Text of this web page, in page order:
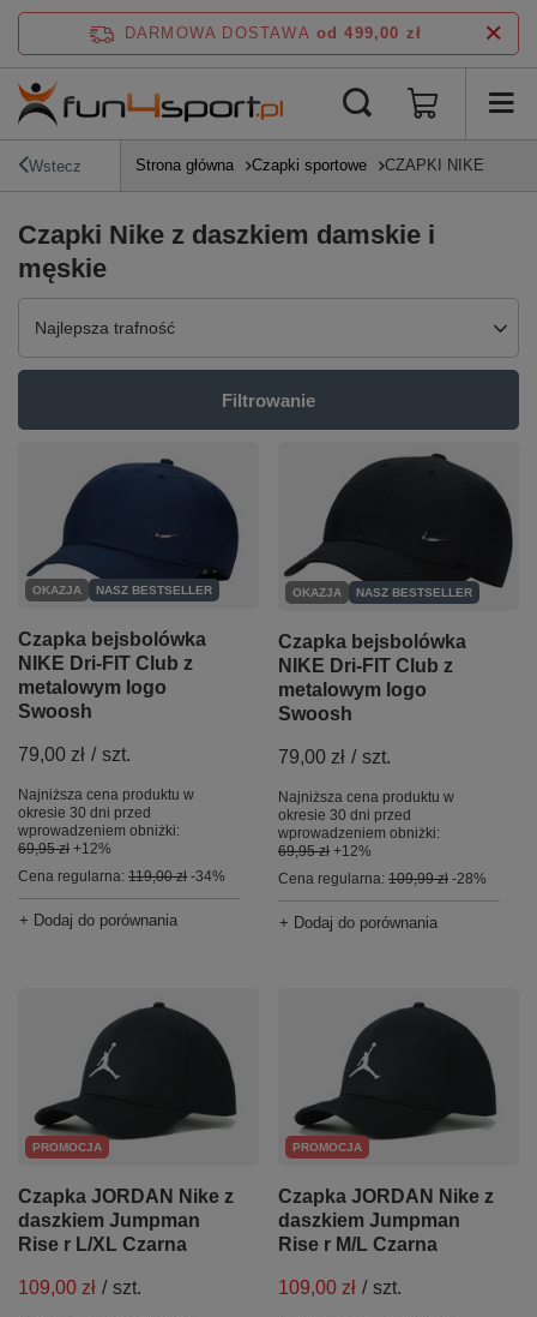
DARMOWA DOSTAWA od 499,00 zł
Wstecz Strona główna Czapki sportowe CZAPKI NIKE
Czapki Nike z daszkiem damskie i
męskie
Zmień sortowanie
Najlepsza trafność
Filtrowanie
OKAZJA NASZ BESTSELLER
Czapka bejsbolówka
NIKE Dri-FIT Club z
metalowym logo
Swoosh
79,00 zł / szt.
Najniższa cena produktu w
okresie 30 dni przed
wprowadzeniem obniżki:
69,95 zł +12%
Cena regularna: 119,00 zł -34%
+ Dodaj do porównania
OKAZJA NASZ BESTSELLER
Czapka bejsbolówka
NIKE Dri-FIT Club z
metalowym logo
Swoosh
79,00 zł / szt.
Najniższa cena produktu w
okresie 30 dni przed
wprowadzeniem obniżki:
69,95 zł +12%
Cena regularna: 109,99 zł -28%
+ Dodaj do porównania
PROMOCJA
Czapka JORDAN Nike z
daszkiem Jumpman
Rise r L/XL Czarna
109,00 zł / szt.
PROMOCJA
Czapka JORDAN Nike z
daszkiem Jumpman
Rise r M/L Czarna
109,00 zł / szt.